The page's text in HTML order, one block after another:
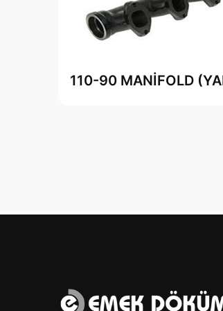
110-90 MANİFOLD